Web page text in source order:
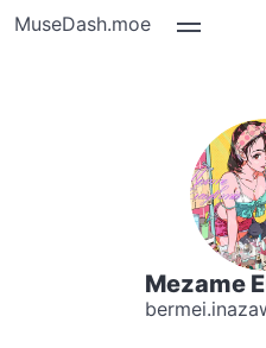
MuseDash.moe
Mezame